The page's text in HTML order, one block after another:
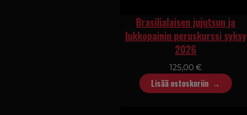
Brasilialaisen jujutsun ja
lukkopainin peruskurssi syksy
2026
125,00€
Lisää ostoskoriin